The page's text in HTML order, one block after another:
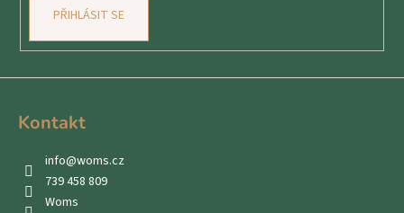
PŘIHLÁSIT SE
Kontakt
info@woms.cz
739 458 809
Woms